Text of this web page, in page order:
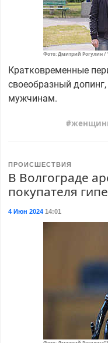
Фото: Дмитрий Рогулин /
Кратковременные
своеобразный
мужчинам.
ПРОИСШЕСТВИЯ
В Волгограде
покупателя
4 Июн 202414:01